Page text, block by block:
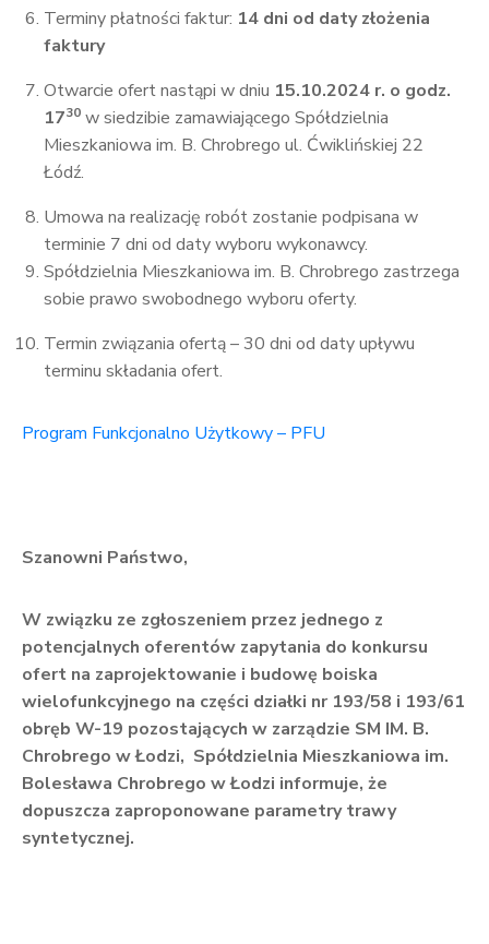
Terminy płatności faktur: 14 dni od daty złożenia
faktury
Otwarcie ofert nastąpi w dniu 15.10.2024 r. o godz.
1730 w siedzibie zamawiającego Spółdzielnia
Mieszkaniowa im. B. Chrobrego ul. Ćwiklińskiej 22
Łódź.
Umowa na realizację robót zostanie podpisana w
terminie 7 dni od daty wyboru wykonawcy.
Spółdzielnia Mieszkaniowa im. B. Chrobrego zastrzega
sobie prawo swobodnego wyboru oferty.
Termin związania ofertą – 30 dni od daty upływu
terminu składania ofert.
Program Funkcjonalno Użytkowy – PFU
Szanowni Państwo,
W związku ze zgłoszeniem przez jednego z
potencjalnych oferentów zapytania do konkursu
ofert na zaprojektowanie i budowę boiska
wielofunkcyjnego na części działki nr 193/58 i 193/61
obręb W-19 pozostających w zarządzie SM IM. B.
Chrobrego w Łodzi, Spółdzielnia Mieszkaniowa im.
Bolesława Chrobrego w Łodzi informuje, że
dopuszcza zaproponowane parametry trawy
syntetycznej.